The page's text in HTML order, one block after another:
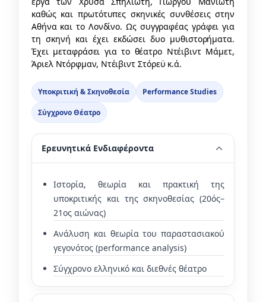
καθώς και πρωτότυπες σκηνικές συνθέσεις στην
Αθήνα και το Λονδίνο. Ως συγγραφέας γράφει για
τη σκηνή και έχει εκδώσει δυο μυθιστορήματα.
Έχει μεταφράσει για το θέατρο Ντέιβιντ Μάμετ,
Άριελ Ντόρφμαν, Ντέιβιντ Στόρεϋ κ.ά.
Υποκριτική & Σκηνοθεσία Performance Studies
Σύγχρονο Θέατρο
Ερευνητικά Ενδιαφέροντα
Ιστορία, θεωρία και πρακτική της
υποκριτικής και της σκηνοθεσίας (20ός–
21ος αιώνας)
Ανάλυση και θεωρία του παραστασιακού
γεγονότος (performance analysis)
Σύγχρονο ελληνικό και διεθνές θέατρο